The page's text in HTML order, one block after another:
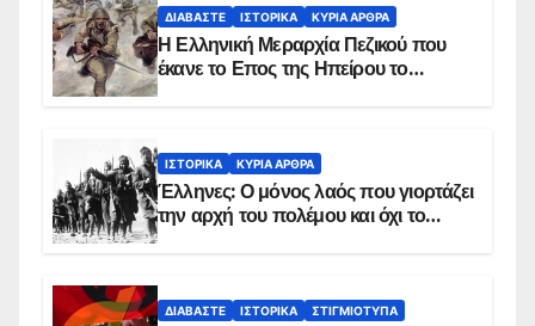
ΔΙΑΒΆΣΤΕ ΙΣΤΟΡΙΚΆ ΚΥΡΙΑ ΑΡΘΡΑ
Η Ελληνική Μεραρχία Πεζικού που
έκανε το Επος της Ηπείρου το
ΙΣΤΟΡΙΚΆ ΚΥΡΙΑ ΑΡΘΡΑ
Έλληνες: Ο μόνος λαός που γιορτάζει
την αρχή του πολέμου και όχι το
ΔΙΑΒΆΣΤΕ ΙΣΤΟΡΙΚΆ ΣΤΙΓΜΙΌΤΥΠΑ